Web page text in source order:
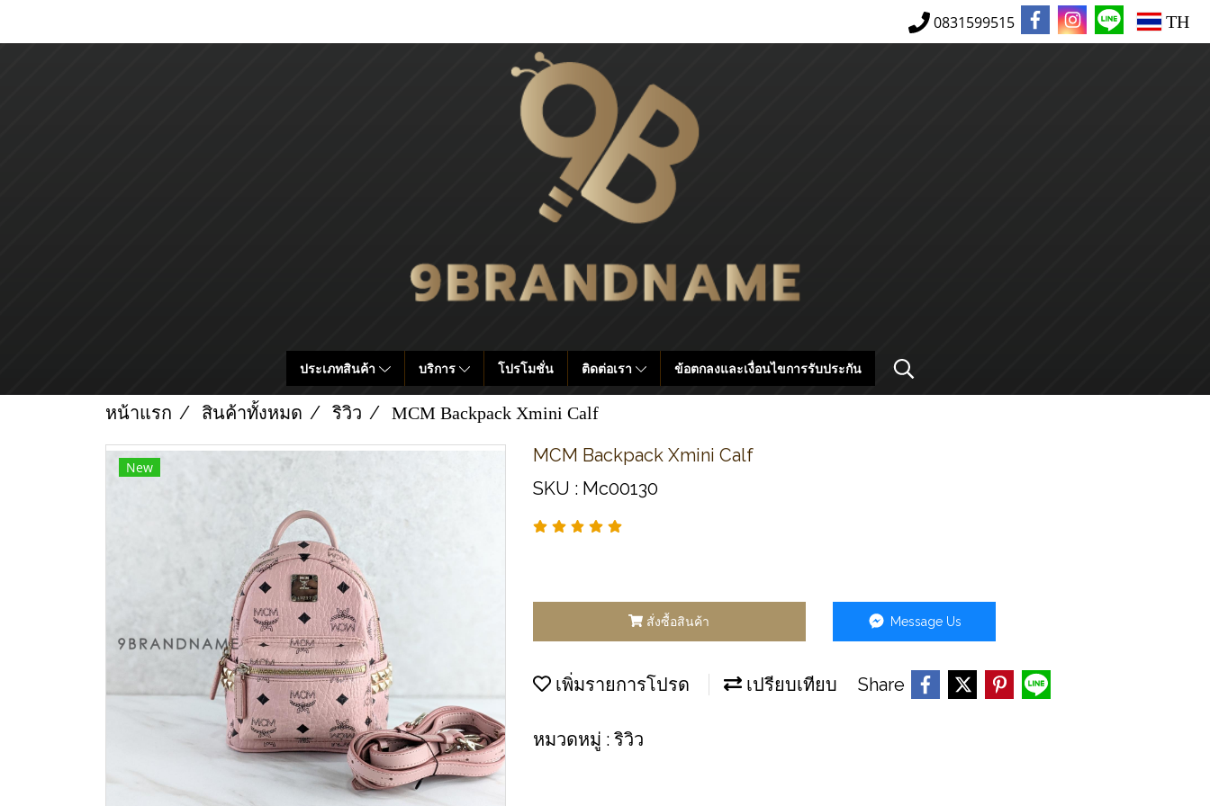
0831599515 TH
ประเภทสินค้า บริการ โปรโมชั่น ติดต่อเรา ข้อตกลงและเงื่อนไขการรับประกัน
หน้าแรก สินค้าทั้งหมด ริวิว MCM Backpack Xmini Calf
New
MCM Backpack Xmini Calf
SKU : Mc00130
สั่งซื้อสินค้า Message Us
เพิ่มรายการโปรด เปรียบเทียบ Share
หมวดหมู่ : ริวิว